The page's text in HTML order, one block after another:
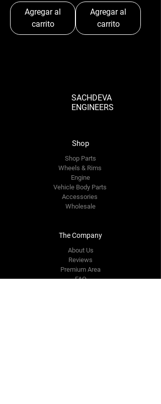
Agregar al
carrito
Agregar al
carrito
SACHDEVA
ENGINEERS
Shop
Shop Parts
Wheels & Rims
Engine
Vehicle Body Parts
Accessories
Wholesale
The Company
About Us
Reviews
Premium Area
FAQ